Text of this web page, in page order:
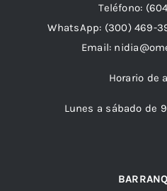
Teléfono:
WhatsApp: (300) 469-
Email:
Horario de
Lunes a sábado de